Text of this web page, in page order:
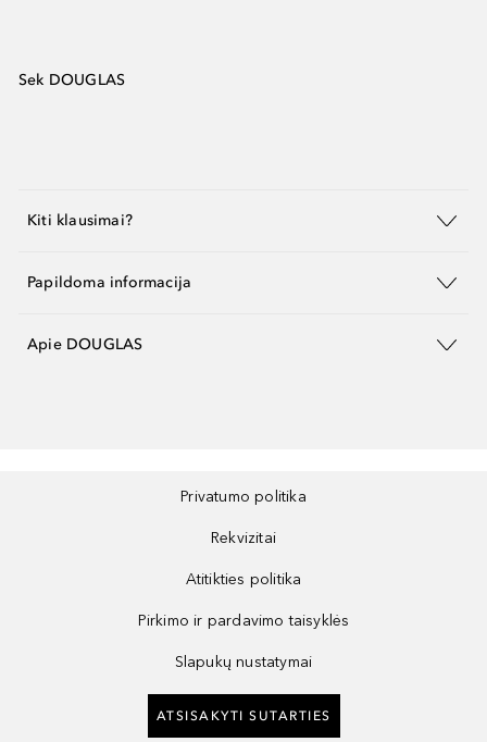
Sek DOUGLAS
Kiti klausimai?
Papildoma informacija
Apie DOUGLAS
Privatumo politika
Rekvizitai
Atitikties politika
Pirkimo ir pardavimo taisyklės
Slapukų nustatymai
ATSISAKYTI SUTARTIES